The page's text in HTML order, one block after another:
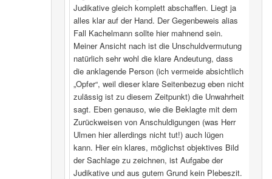
Judikative gleich komplett abschaffen. Liegt ja
alles klar auf der Hand. Der Gegenbeweis alias
Fall Kachelmann sollte hier mahnend sein.
Meiner Ansicht nach ist die Unschuldvermutung
natürlich sehr wohl die klare Andeutung, dass
die anklagende Person (ich vermeide absichtlich
„Opfer“, weil dieser klare Seitenbezug eben nicht
zulässig ist zu diesem Zeitpunkt) die Unwahrheit
sagt. Eben genauso, wie die Beklagte mit dem
Zurückweisen von Anschuldigungen (was Herr
Ulmen hier allerdings nicht tut!) auch lügen
kann. Hier ein klares, möglichst objektives Bild
der Sachlage zu zeichnen, ist Aufgabe der
Judikative und aus gutem Grund kein Plebeszit.